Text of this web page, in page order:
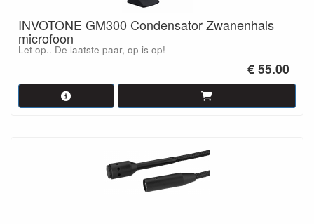
INVOTONE GM300 Condensator Zwanenhals
microfoon
Let op.. De laatste paar, op is op!
€ 55.00